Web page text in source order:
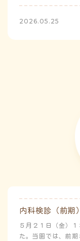
た。前庭（駐車場
ラスに戻り、主担
地震発生時は敷地
2026.05.25
内科検診（前期
５月２１日（金）
た。当園では、前